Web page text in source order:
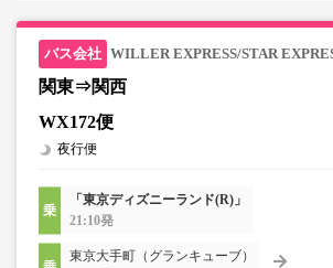
WILLER EXPRESS/STAR
関東⇒関西
WX172便
夜行便
「東京ディズニーランド(R)」
21:10発
東京大手町（グランキューブ）